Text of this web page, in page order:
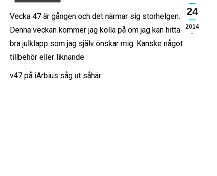
24
2014
Vecka 47 är gången och det närmar sig storhelgen.
Denna veckan kommer jag kolla på om jag kan hitta någon
bra julklapp som jag själv önskar mig. Kanske något
tillbehör eller liknande.
v47 på iArbius såg ut såhär: